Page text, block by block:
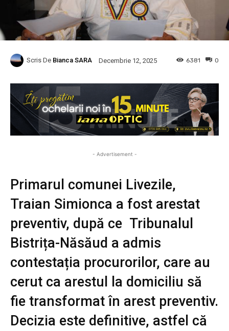
Scris De Bianca SARA Decembrie 12, 2025 0
6381
- Advertisement -
Primarul comunei Livezile,
Traian Simionca a fost arestat
preventiv, după ce Tribunalul
Bistrița-Năsăud a admis
contestația procurorilor, care au
cerut ca arestul la domiciliu să
fie transformat în arest preventiv.
Decizia este definitive, astfel că